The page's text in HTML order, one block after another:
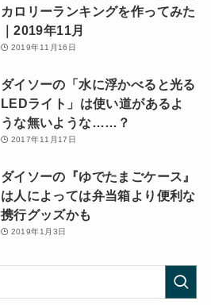
カロリーランキングを作ってみた
｜2019年11月
2019年11月16日
ダイソーの「水に浮かべると光る
LEDライト」は使い道があるよ
うな無いような……？
2017年11月17日
ダイソーの『ゆでたまごケース』
は人によっては弁当箱より便利な
携行グッズかも
2019年1月3日